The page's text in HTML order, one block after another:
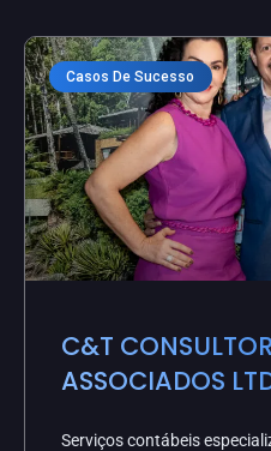
Casos De Sucesso
C&T
ASSOCIADOS
Serviços contábeis